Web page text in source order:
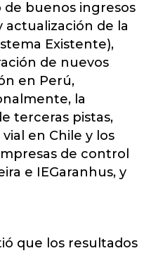
de buenos ingresos
actualización de la
Existente),
de nuevos
en Perú,
la
terceras pistas,
en Chile y los
de control
e IEGaranhus, y
que los resultados